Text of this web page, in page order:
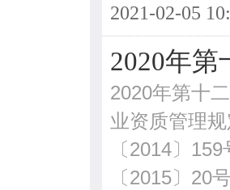
2021-02-05
2020年
2020年第十
业资质管理
〔2014〕
〔2015〕20